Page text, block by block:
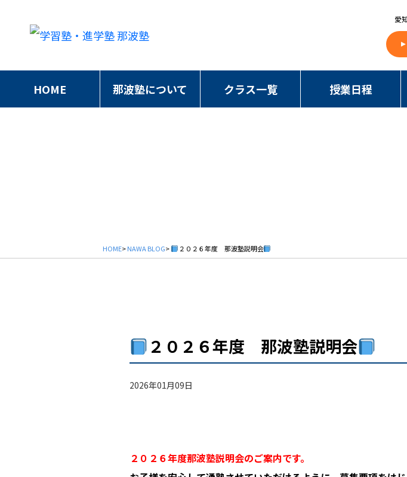
愛
HOME 那波塾について クラス一覧 授業日程
HOME>NAWA BLOG> ２０２６年度 那波塾説明会
２０２６年度 那波塾説明会
2026年01月09日
２０２６年度那波塾説明会のご案内です。